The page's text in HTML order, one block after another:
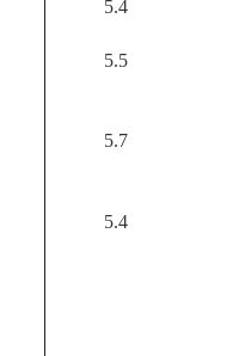
5.4
5.5
5.7
5.4